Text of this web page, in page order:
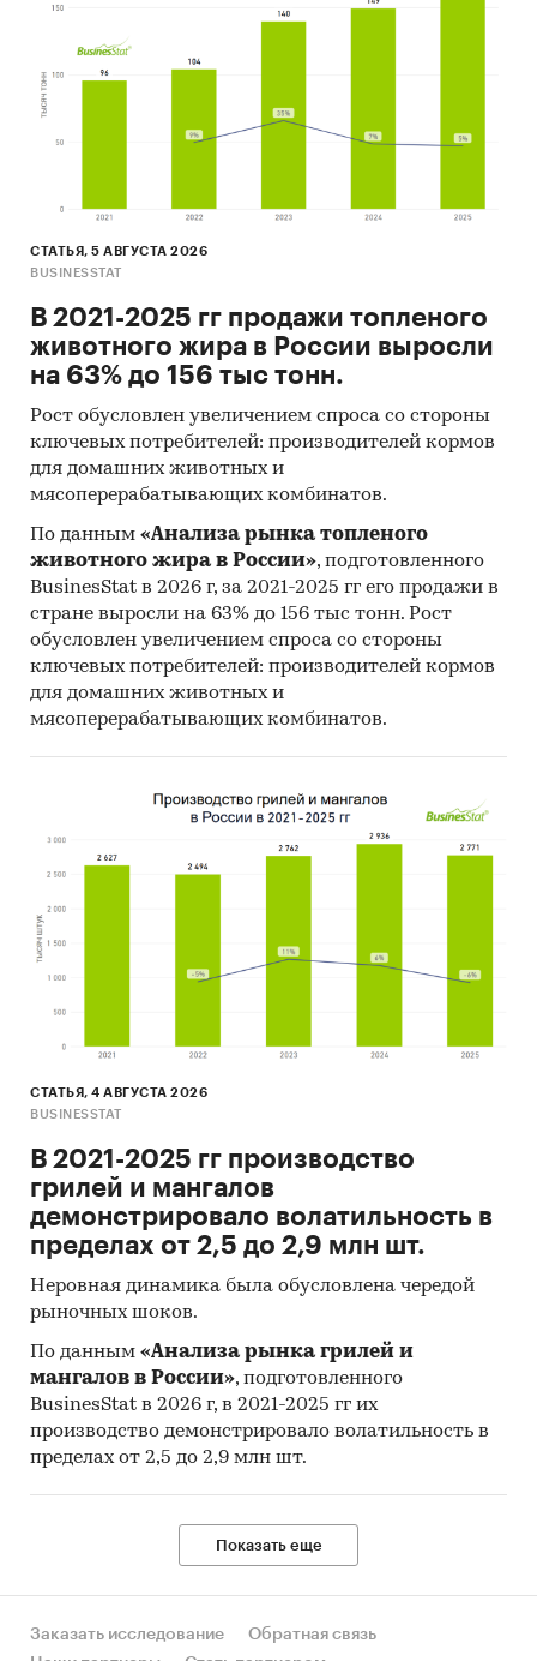
Процедура контент-анализа документов не
предполагает расчета объема выборочной
совокупности. Обработке и анализу подлежат
Категории: IT и телекоммуникации /
Россия
СТАТЬЯ, 5 АВГУСТА 2026
BUSINESSTAT
В 2021-2025 гг продажи топленого
животного жира в России выросли
на 63% до 156 тыс тонн.
Рост обусловлен увеличением спроса со стороны
ключевых потребителей: производителей кормов
для домашних животных и
мясоперерабатывающих комбинатов.
По данным «Анализа рынка топленого
животного жира в России», подготовленного
BusinesStat в 2026 г, за 2021-2025 гг его продажи в
стране выросли на 63% до 156 тыс тонн. Рост
обусловлен увеличением спроса со стороны
ключевых потребителей: производителей кормов
для домашних животных и
мясоперерабатывающих комбинатов.
СТАТЬЯ, 4 АВГУСТА 2026
BUSINESSTAT
В 2021-2025 гг производство
грилей и мангалов
демонстрировало волатильность в
пределах от 2,5 до 2,9 млн шт.
Неровная динамика была обусловлена чередой
рыночных шоков.
По данным «Анализа рынка грилей и
мангалов в России», подготовленного
BusinesStat в 2026 г, в 2021-2025 гг их
производство демонстрировало волатильность в
пределах от 2,5 до 2,9 млн шт.
Показать еще
Заказать исследование
Обратная связь